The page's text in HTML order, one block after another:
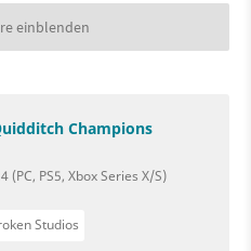
einblenden
Champions
(PC, PS5, Xbox Series X/S)
Studios